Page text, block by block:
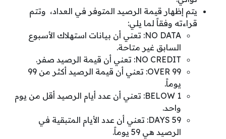
يتم إظهار قيمة الرصيد المتوفر في العداد، وتتم
قراءته وفقاً لما يلي:
NO DATA: تعني أن بيانات استهلاك الأسبوع
السابق غير متاحة.
NO CREDIT: تعني أن قيمة الرصيد صفر.
OVER 99: تعني أن قيمة الرصيد أكثر من 99
يوماً.
BELOW 1: تعني أن عدد أيام الرصيد أقل من يوم
واحد.
59 DAYS: تعني أن عدد الأيام المتبقية في
الرصيد هي 59 يوماً.